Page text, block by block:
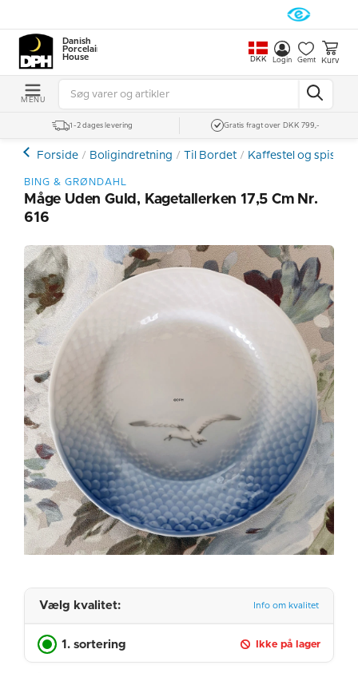
Danish
Porcelain
House
DKK Login Gemt Kurv
MENU
1-2 dages levering Gratis fragt over DKK 799,-
Forside Boligindretning Til Bordet Kaffestel og
BING & GRØNDAHL
Måge Uden Guld, Kagetallerken 17,5 Cm Nr.
616
Vælg kvalitet: Info om kvalitet
1. sortering Ikke på lager